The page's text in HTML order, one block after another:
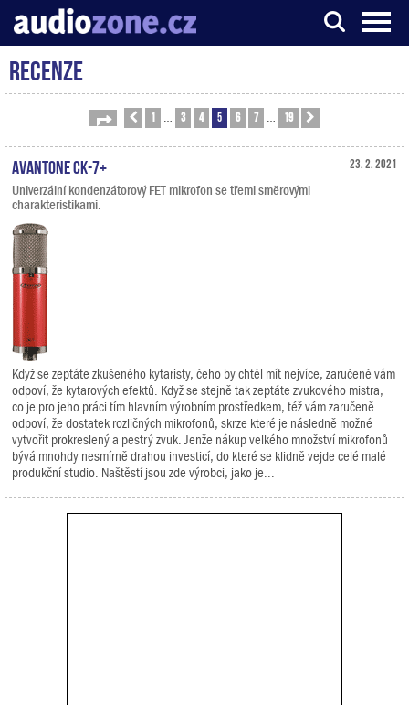
Server o digitálním zpracování zvuku
Recenze
Stránka zPředchozí
1 3 4 5 6 7 19
23. 2. 2021
Avantone CK-7+
Univerzální kondenzátorový FET mikrofon se třemi směrovými
charakteristikami.
Když se zeptáte zkušeného kytaristy, čeho by chtěl mít nejvíce, zaručeně vám
odpoví, že kytarových efektů. Když se stejně tak zeptáte zvukového mistra,
co je pro jeho práci tím hlavním výrobním prostředkem, též vám zaručeně
odpoví, že dostatek rozličných mikrofonů, skrze které je následně možné
vytvořit prokreslený a pestrý zvuk. Jenže nákup velkého množství mikrofonů
bývá mnohdy nesmírně drahou investicí, do které se klidně vejde celé malé
produkční studio. Naštěstí jsou zde výrobci, jako je...